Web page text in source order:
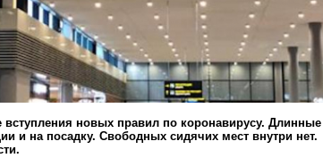
новых правил по коронавирусу. Длинные
и на посадку. Свободных сидячих мест внутри нет.
.